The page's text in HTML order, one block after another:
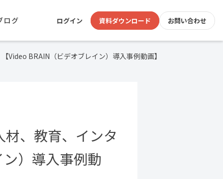
ログ ログイン 資料ダウンロード お問い合わせ
Video BRAIN（ビデオブレイン）導入事例動画】
、教育、インタ
）導入事例動